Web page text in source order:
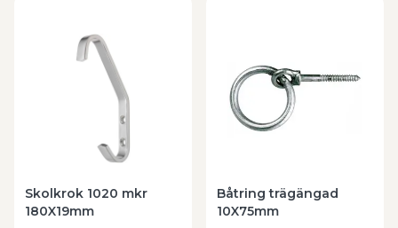
Skolkrok 1020 mkr
180X19mm
Båtring trägängad
10X75mm